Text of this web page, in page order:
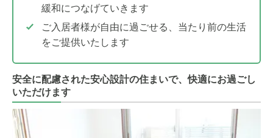
緩和につなげていきます
ご入居者様が自由に過ごせる、当たり前の生活
をご提供いたします
安全に配慮された安心設計の住まいで、快適にお過ごし
いただけます